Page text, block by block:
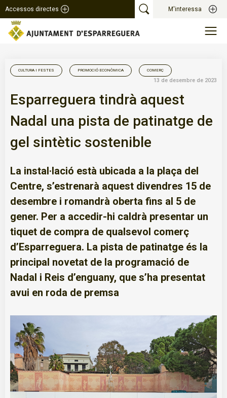
Accessos directes M'interessa
CULTURA I FESTES PROMOCIÓ ECONÒMICA COMERÇ
13 de desembre de 2023
Esparreguera tindrà aquest
Nadal una pista de patinatge de
gel sintètic sostenible
La instal·lació està ubicada a la plaça del
Centre, s’estrenarà aquest divendres 15 de
desembre i romandrà oberta fins al 5 de
gener. Per a accedir-hi caldrà presentar un
tiquet de compra de qualsevol comerç
d’Esparreguera. La pista de patinatge és la
principal novetat de la programació de
Nadal i Reis d’enguany, que s’ha presentat
avui en roda de premsa